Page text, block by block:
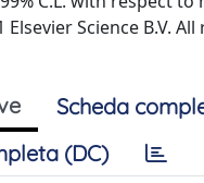
Elsevier Science B.V.
Scheda
(DC)